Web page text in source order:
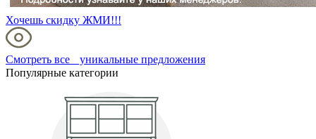
Хочешь скидку ЖМИ!!!
Смотреть все уникальные предложения
Популярные категории